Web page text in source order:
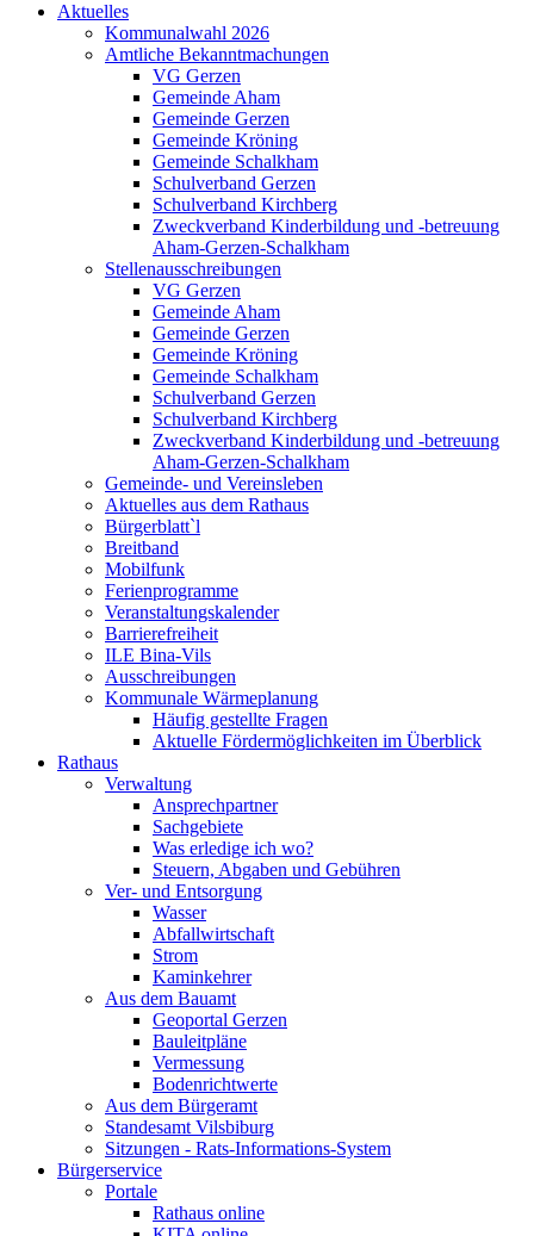
Aktuelles
Kommunalwahl 2026
Amtliche Bekanntmachungen
VG Gerzen
Gemeinde Aham
Gemeinde Gerzen
Gemeinde Kröning
Gemeinde Schalkham
Schulverband Gerzen
Schulverband Kirchberg
Zweckverband Kinderbildung und -betreuung
Aham-Gerzen-Schalkham
Stellenausschreibungen
VG Gerzen
Gemeinde Aham
Gemeinde Gerzen
Gemeinde Kröning
Gemeinde Schalkham
Schulverband Gerzen
Schulverband Kirchberg
Zweckverband Kinderbildung und -betreuung
Aham-Gerzen-Schalkham
Gemeinde- und Vereinsleben
Aktuelles aus dem Rathaus
Bürgerblatt`l
Breitband
Mobilfunk
Ferienprogramme
Veranstaltungskalender
Barrierefreiheit
ILE Bina-Vils
Ausschreibungen
Kommunale Wärmeplanung
Häufig gestellte Fragen
Aktuelle Fördermöglichkeiten im Überblick
Rathaus
Verwaltung
Ansprechpartner
Sachgebiete
Was erledige ich wo?
Steuern, Abgaben und Gebühren
Ver- und Entsorgung
Wasser
Abfallwirtschaft
Strom
Kaminkehrer
Aus dem Bauamt
Geoportal Gerzen
Bauleitpläne
Vermessung
Bodenrichtwerte
Aus dem Bürgeramt
Standesamt Vilsbiburg
Sitzungen - Rats-Informations-System
Bürgerservice
Portale
Rathaus online